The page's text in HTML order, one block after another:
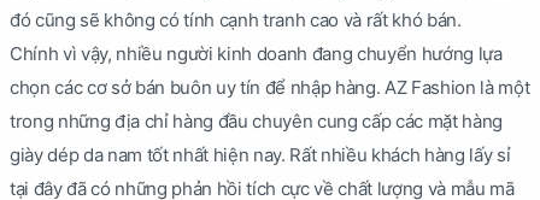
đó cũng sẽ không có tính cạnh tranh cao và rất khó bán.
Chính vì vậy, nhiều người kinh doanh đang chuyển hướng lựa
chọn các cơ sở bán buôn uy tín để nhập hàng. AZ Fashion là một
trong những địa chỉ hàng đầu chuyên cung cấp các mặt hàng
giày dép da nam tốt nhất hiện nay. Rất nhiều khách hàng lấy sỉ
tại đây đã có những phản hồi tích cực về chất lượng và mẫu mã